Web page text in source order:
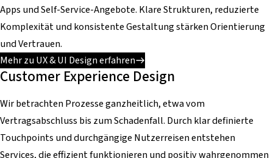
Apps und Self-Service-Angebote. Klare Strukturen, reduzierte
Komplexität und konsistente Gestaltung stärken Orientierung
und Vertrauen.
Mehr zu UX & UI Design erfahren
Customer Experience Design
Wir betrachten Prozesse ganzheitlich, etwa vom
Vertragsabschluss bis zum Schadenfall. Durch klar definierte
Touchpoints und durchgängige Nutzerreisen entstehen
Services, die effizient funktionieren und positiv wahrgenommen